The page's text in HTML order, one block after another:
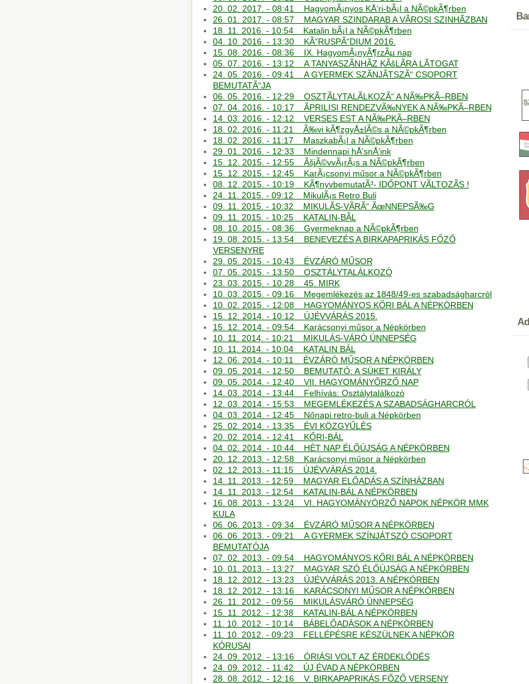
20. 02. 2017. - 08:41 HagyomÃ¡nyos KÅ‘ri-bÃ¡l a NÃ©pkÃ¶rben
26. 01. 2017. - 08:57 MAGYAR SZINDARAB A VÃROSI SZINHÃZBAN
18. 11. 2016. - 10:54 Katalin bÃ¡l a NÃ©pkÃ¶rben
04. 10. 2016. - 13:30 KÃ“RUSPÃ“DIUM 2016.
15. 08. 2016. - 08:36 IX. HagyomÃ¡nyÃ¶rzÃµ nap
05. 07. 2016. - 13:12 A TANYASZÃNHÃZ KÃšLÃRA LÃTOGAT
24. 05. 2016. - 09:41 A GYERMEK SZÃNJÃTSZÃ“ CSOPORT
BEMUTATÃ“JA
06. 05. 2016. - 12:29 OSZTÃLYTALÃLKOZÃ“ A NÃ‰PKÃ–RBEN
07. 04. 2016. - 10:17 ÃPRILISI RENDEZVÃ‰NYEK A NÃ‰PKÃ–RBEN
14. 03. 2016. - 12:12 VERSES EST A NÃ‰PKÃ–RBEN
18. 02. 2016. - 11:21 Ã‰vi kÃ¶zgyÅ±lÃ©s a NÃ©pkÃ¶rben
18. 02. 2016. - 11:17 MaszkabÃ¡l a NÃ©pkÃ¶rben
29. 01. 2016. - 12:33 Mindennapi hÅ‘snÅ‘ink
15. 12. 2015. - 12:55 ÃšjÃ©vvÃ¡rÃ¡s a NÃ©pkÃ¶rben
15. 12. 2015. - 12:45 KarÃ¡csonyi műsor a NÃ©pkÃ¶rben
08. 12. 2015. - 10:19 KÃ¶nyvbemutatÃ³- IDŐPONT VÃLTOZÃS !
24. 11. 2015. - 09:12 MikulÃ¡s Retro Buli
09. 11. 2015. - 10:32 MIKULÃS-VÃRÃ“ ÃœNNEPSÃ‰G
09. 11. 2015. - 10:25 KATALIN-BÃL
08. 10. 2015. - 08:36 Gyermeknap a NÃ©pkÃ¶rben
19. 08. 2015. - 13:54 BENEVEZÉS A BIRKAPAPRIKÁS FŐZŐ
VERSENYRE
29. 05. 2015. - 10:43 ÉVZÁRÓ MŰSOR
07. 05. 2015. - 13:50 OSZTÁLYTALÁLKOZÓ
23. 03. 2015. - 10:28 45. MIRK
10. 03. 2015. - 09:16 Megemlékezés az 1848/49-es szabadságharcról
10. 02. 2015. - 12:08 HAGYOMÁNYOS KŐRI BÁL A NÉPKÖRBEN
15. 12. 2014. - 10:12 ÚJÉVVÁRÁS 2015.
15. 12. 2014. - 09:54 Karácsonyi műsor a Népkörben
10. 11. 2014. - 10:21 MIKULÁS-VÁRÓ ÜNNEPSÉG
10. 11. 2014. - 10:04 KATALIN BÁL
12. 06. 2014. - 10:11 ÉVZÁRÓ MŰSOR A NÉPKÖRBEN
09. 05. 2014. - 12:50 BEMUTATÓ: A SÜKET KIRÁLY
09. 05. 2014. - 12:40 VII. HAGYOMÁNYŐRZŐ NAP
14. 03. 2014. - 13:44 Felhívás: Osztálytalálkozó
12. 03. 2014. - 15:53 MEGEMLÉKEZÉS A SZABADSÁGHARCRÓL
04. 03. 2014. - 12:45 Nőnapi retro-buli a Népkörben
25. 02. 2014. - 13:35 ÉVI KÖZGYŰLÉS
20. 02. 2014. - 12:41 KŐRI-BÁL
04. 02. 2014. - 10:44 HÉT NAP ÉLŐÚJSÁG A NÉPKÖRBEN
20. 12. 2013. - 12:58 Karácsonyi műsor a Népkörben
02. 12. 2013. - 11:15 ÚJÉVVÁRÁS 2014.
14. 11. 2013. - 12:59 MAGYAR ELŐADÁS A SZÍNHÁZBAN
14. 11. 2013. - 12:54 KATALIN-BÁL A NÉPKÖRBEN
16. 08. 2013. - 13:24 VI. HAGYOMÁNYÖRZŐ NAPOK NÉPKÖR MMK
KULA
06. 06. 2013. - 09:34 ÉVZÁRÓ MŰSOR A NÉPKÖRBEN
06. 06. 2013. - 09:21 A GYERMEK SZÍNJÁTSZÓ CSOPORT
BEMUTATÓJA
07. 02. 2013. - 09:54 HAGYOMÁNYOS KŐRI BÁL A NÉPKÖRBEN
10. 01. 2013. - 13:27 MAGYAR SZÓ ÉLŐÚJSÁG A NÉPKÖRBEN
18. 12. 2012. - 13:23 ÚJÉVVÁRÁS 2013. A NÉPKÖRBEN
18. 12. 2012. - 13:16 KARÁCSONYI MŰSOR A NÉPKÖRBEN
26. 11. 2012. - 09:56 MIKULÁSVÁRÓ ÜNNEPSÉG
15. 11. 2012. - 12:38 KATALIN-BÁL A NÉPKÖRBEN
11. 10. 2012. - 10:14 BÁBELŐADÁSOK A NÉPKÖRBEN
11. 10. 2012. - 09:23 FELLÉPÉSRE KÉSZÜLNEK A NÉPKÖR
KÓRUSAI
24. 09. 2012. - 13:16 ÓRIÁSI VOLT AZ ÉRDEKLŐDÉS
24. 09. 2012. - 11:42 ÚJ ÉVAD A NÉPKÖRBEN
28. 08. 2012. - 12:16 V. BIRKAPAPRIKÁS FŐZŐ VERSENY